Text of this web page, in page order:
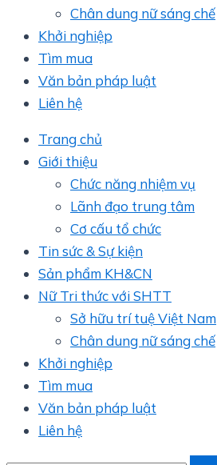
Chân dung nữ sáng chế
Khởi nghiệp
Tìm mua
Văn bản pháp luật
Liên hệ
Trang chủ
Giới thiệu
Chức năng nhiệm vụ
Lãnh đạo trung tâm
Cơ cấu tổ chức
Tin sức & Sự kiện
Sản phẩm KH&CN
Nữ Tri thức với SHTT
Sở hữu trí tuệ Việt Nam
Chân dung nữ sáng chế
Khởi nghiệp
Tìm mua
Văn bản pháp luật
Liên hệ